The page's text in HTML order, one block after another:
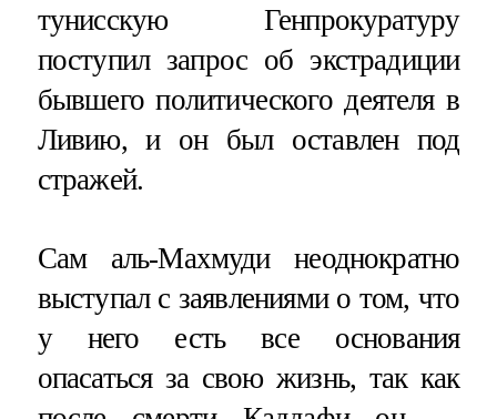
тунисскую Генпрокуратуру
поступил запрос об экстрадиции
бывшего политического деятеля в
Ливию, и он был оставлен под
стражей.
Сам аль-Махмуди неоднократно
выступал с заявлениями о том, что
у него есть все основания
опасаться за свою жизнь, так как